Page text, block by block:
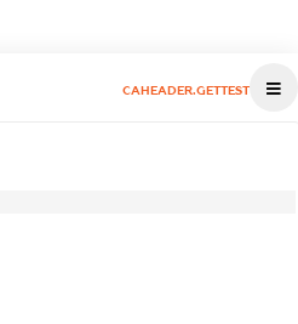
CAHEADER.GETTEST